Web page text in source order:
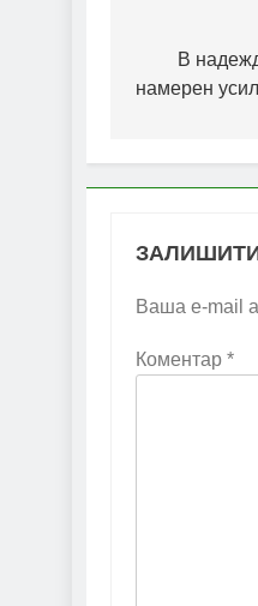
записів
В
намерен
Ваша e-mail
Коментар *